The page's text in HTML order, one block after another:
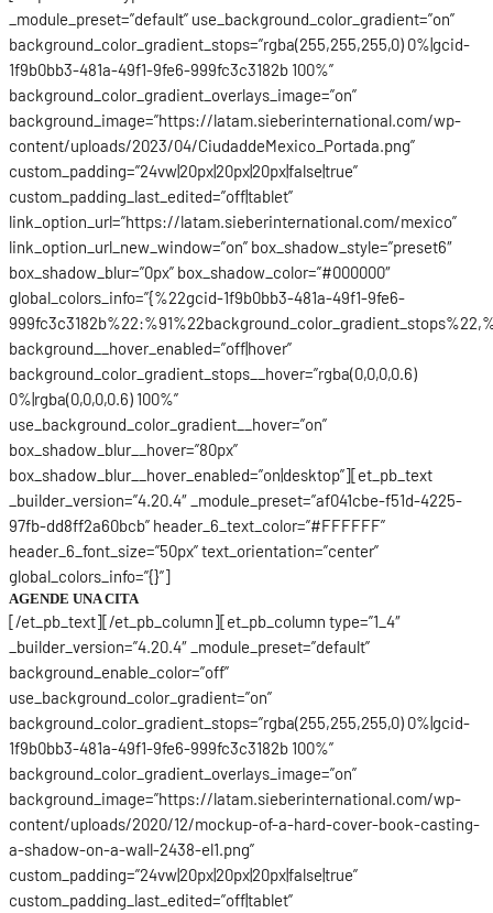
_module_preset=”default” use_background_color_gradient=”on”
background_color_gradient_stops=”rgba(255,255,255,0) 0%|gcid-
1f9b0bb3-481a-49f1-9fe6-999fc3c3182b 100%”
background_color_gradient_overlays_image=”on”
background_image=”https://latam.sieberinternational.com/wp-
content/uploads/2023/04/CiudaddeMexico_Portada.png”
custom_padding=”24vw|20px|20px|20px|false|true”
custom_padding_last_edited=”off|tablet”
link_option_url=”https://latam.sieberinternational.com/mexico”
link_option_url_new_window=”on” box_shadow_style=”preset6″
box_shadow_blur=”0px” box_shadow_color=”#000000″
global_colors_info=”{%22gcid-1f9b0bb3-481a-49f1-9fe6-
background__hover_enabled=”off|hover”
background_color_gradient_stops__hover=”rgba(0,0,0,0.6)
0%|rgba(0,0,0,0.6) 100%”
use_background_color_gradient__hover=”on”
box_shadow_blur__hover=”80px”
box_shadow_blur__hover_enabled=”on|desktop”][et_pb_text
_builder_version=”4.20.4″ _module_preset=”af041cbe-f51d-4225-
97fb-dd8ff2a60bcb” header_6_text_color=”#FFFFFF”
header_6_font_size=”50px” text_orientation=”center”
global_colors_info=”{}”]
AGENDE UNA CITA
[/et_pb_text][/et_pb_column][et_pb_column type=”1_4″
_builder_version=”4.20.4″ _module_preset=”default”
background_enable_color=”off”
use_background_color_gradient=”on”
background_color_gradient_stops=”rgba(255,255,255,0) 0%|gcid-
1f9b0bb3-481a-49f1-9fe6-999fc3c3182b 100%”
background_color_gradient_overlays_image=”on”
background_image=”https://latam.sieberinternational.com/wp-
content/uploads/2020/12/mockup-of-a-hard-cover-book-casting-
a-shadow-on-a-wall-2438-el1.png”
custom_padding=”24vw|20px|20px|20px|false|true”
custom_padding_last_edited=”off|tablet”